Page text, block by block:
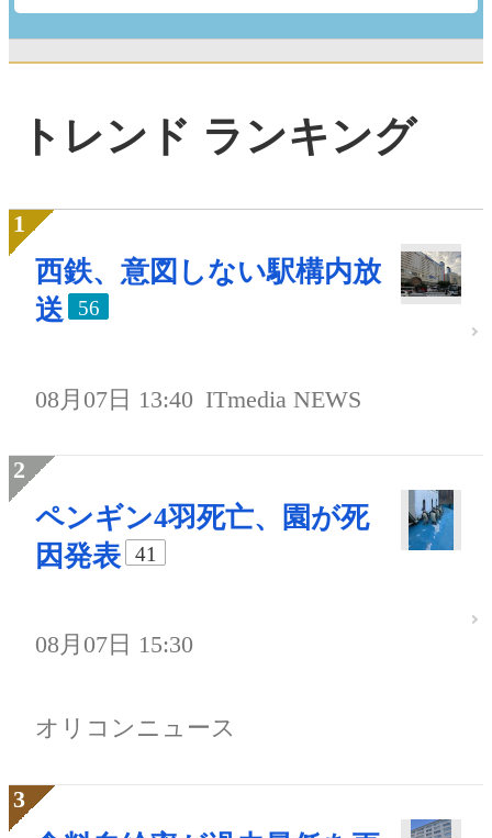
トレンド ランキング
西鉄、意図しない駅構内放
送
56
08月07日 13:40 ITmedia NEWS
ペンギン4羽死亡、園が死
因発表
41
08月07日 15:30
オリコンニュース